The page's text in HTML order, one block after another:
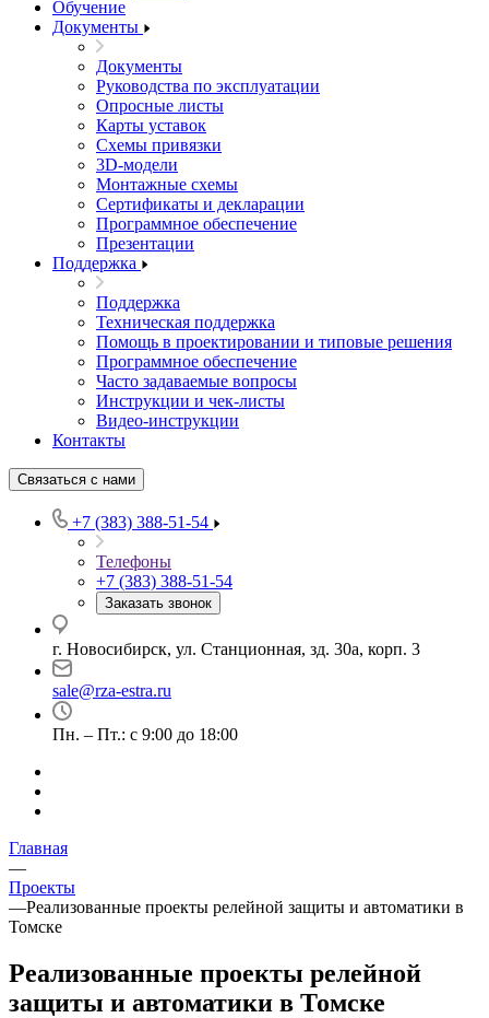
Обучение
Документы
Документы
Руководства по эксплуатации
Опросные листы
Карты уставок
Схемы привязки
3D-модели
Монтажные схемы
Сертификаты и декларации
Программное обеспечение
Презентации
Поддержка
Поддержка
Техническая поддержка
Помощь в проектировании и типовые решения
Программное обеспечение
Часто задаваемые вопросы
Инструкции и чек-листы
Видео-инструкции
Контакты
Связаться с нами
+7 (383) 388-51-54
Телефоны
+7 (383) 388-51-54
Заказать звонок
г. Новосибирск, ул. Станционная, зд. 30а, корп. 3
sale@rza-estra.ru
Пн. – Пт.: с 9:00 до 18:00
Главная
—
Проекты
—Реализованные проекты релейной защиты и автоматики в
Томске
Реализованные проекты релейной
защиты и автоматики в Томске